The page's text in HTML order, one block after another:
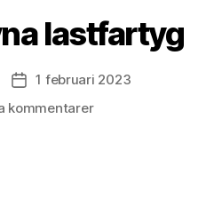
lastfartyg
Inläggsdatum
1 februari 2023
kommentarertill